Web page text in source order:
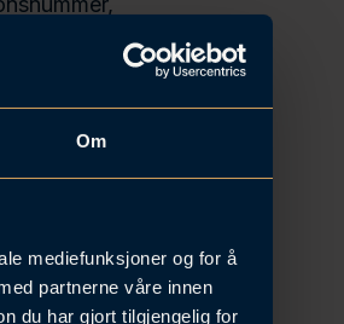
Om
mediefunksjoner og for å
partnerne våre innen
du har gjort tilgjengelig for
begrepet.
sensitive
selv, men
til en